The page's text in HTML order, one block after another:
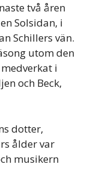
två åren
Solsidan, i
Schillers vän.
utom den
i
och Beck,
dotter,
ålder var
musikern